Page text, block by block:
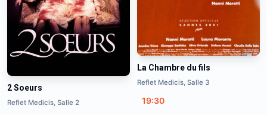
2 Soeurs
Reflet Medicis, Salle 2
La Chambre du fils
Reflet Medicis, Salle 3
19:30